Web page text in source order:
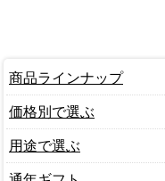
商品ラインナップ
価格別で選ぶ
用途で選ぶ